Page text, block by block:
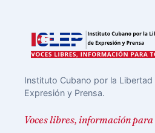
Instituto Cubano por la Libertad
Expresión y Prensa.
Voces libres, información para